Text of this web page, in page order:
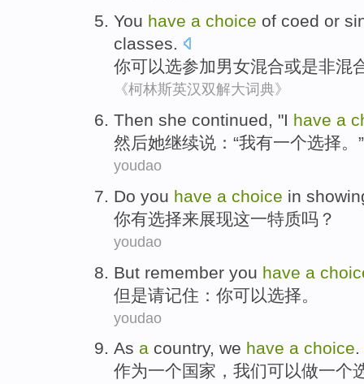
You have a choice of coed or
classes.
你可以选参加男女混合或是非混
《柯林斯英汉双解大词典》
Then she continued, "I have a
然后她继续说：“我有一个选择。”
youdao
Do you have a choice in
你有选择来展现这一特质吗？
youdao
But remember you have a
但是请记住： 你可以选择 。
youdao
As a country, we have a choice.
作为一个国家 ， 我们可以做一个